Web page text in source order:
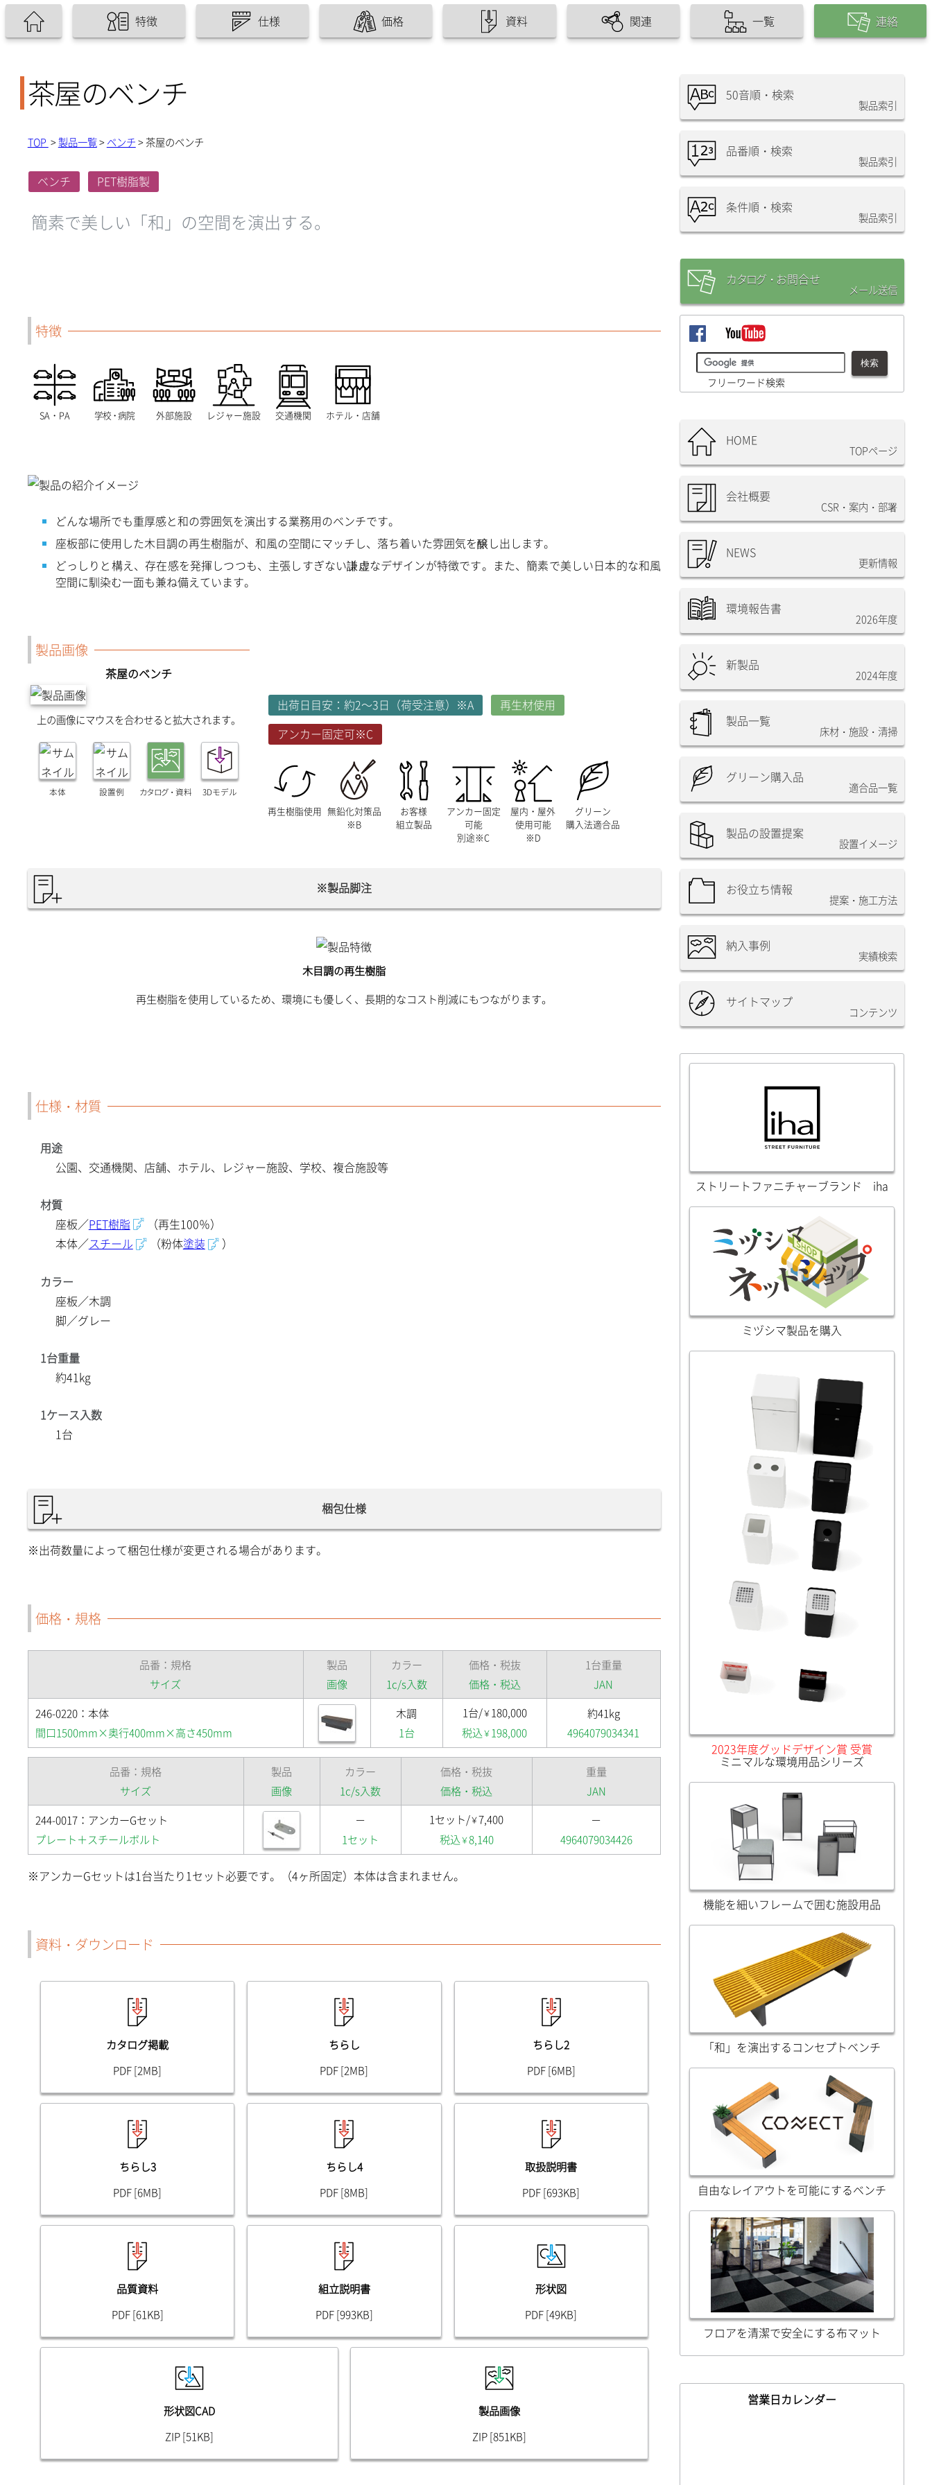
茶屋のベンチ
TOP >製品一覧>ベンチ> 茶屋のベンチ
ベンチ PET樹脂製
簡素で美しい「和」の空間を演出する。
特徴
SA・PA 学校・病院 外部施設 レジャー施設 交通機関 ホテル・店舗
どんな場所でも重厚感と和の雰囲気を演出する業務用のベンチです。
座板部に使用した木目調の再生樹脂が、和風の空間にマッチし、落ち着いた雰囲気を醸し出します。
どっしりと構え、存在感を発揮しつつも、主張しすぎない謙虚なデザインが特徴です。また、簡素で美しい日本的な和風
空間に馴染む一面も兼ね備えています。
製品画像
茶屋のベンチ
上の画像にマウスを合わせると拡大されます。
本体 設置例 カタログ・ 資料 3Dモデル
出荷日目安：約2～3日（荷受注意）※A
再生材使用
アンカー固定可※C
再生樹脂使用 無鉛化対策品
※B
お客様
組立製品
アンカー固定
可能
別途※C
屋内・屋外
使用可能
※D
グリーン
購入法適合品
※製品脚注
木目調の再生樹脂
再生樹脂を使用しているため、環境にも優しく、長期的なコスト削減にもつながります。
仕様・材質
用途
公園、交通機関、店舗、ホテル、レジャー施設、学校、複合施設等
材質
座板／PET樹脂
（再生100％）
本体／スチール （粉体塗装 ）
カラー
座板／木調
脚／グレー
1台重量
約41kg
1ケース入数
1台
梱包仕様
※出荷数量によって梱包仕様が変更される場合があります。
価格・規格
品番：規格
サイズ
製品
画像
カラー
1c/s入数
価格・税抜
価格・税込
1台重量
JAN
246-0220：本体
間口1500mm×奥行400mm×高さ450mm
木調
1台
1台/￥180,000
税込￥198,000
約41kg
4964079034341
品番：規格
サイズ
製品
画像
カラー
1c/s入数
価格・税抜
価格・税込
重量
JAN
244-0017：アンカーGセット
プレート＋スチールボルト
－
1セット
1セット/￥7,400
税込￥8,140
－
4964079034426
※アンカーGセットは1台当たり1セット必要です。（4ヶ所固定）本体は含まれません。
資料・ダウンロード
カタログ掲載
PDF [2MB]
ちらし
PDF [2MB]
ちらし2
PDF [6MB]
ちらし3
PDF [6MB]
ちらし4
PDF [8MB]
取扱説明書
PDF [693KB]
品質資料
PDF [61KB]
組立説明書
PDF [993KB]
形状図
PDF [49KB]
形状図CAD
ZIP [51KB]
製品画像
ZIP [851KB]
50音順・検索
製品索引
品番順・検索
製品索引
条件順・検索
製品索引
カタログ・ お問合せ
メール送信
フリーワード検索
HOME
TOPページ
会社概要
CSR・案内・部署
NEWS
更新情報
環境報告書
2026年度
新製品
2024年度
製品一覧
床材・施設・清掃
グリーン購入品
適合品一覧
製品の設置提案
設置イメージ
お役立ち情報
提案・施工方法
納入事例
実績検索
サイトマップ
コンテンツ
ストリートファニチャーブランド iha
ミヅシマ製品を購入
2023年度グッドデザイン賞 受賞
ミニマルな環境用品シリーズ
機能を細いフレームで囲む施設用品
「和」を演出するコンセプトベンチ
自由なレイアウトを可能にするベンチ
フロアを清潔で安全にする布マット
営業日カレンダー
特徴 仕様 価格 資料 関連 一覧 連絡